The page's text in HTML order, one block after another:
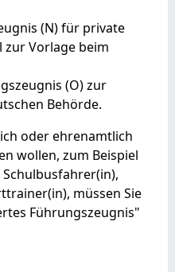
(N) für private
zur Vorlage beim
(O) zur
Behörde.
oder ehrenamtlich
wollen, zum Beispiel
, müssen Sie
Führungszeugnis"